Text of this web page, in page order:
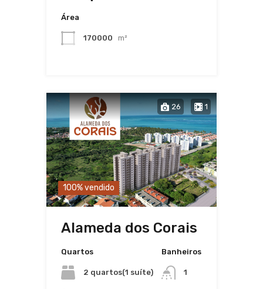
Área
170000 m²
26 1
100% vendido
Alameda dos Corais
Quartos
2 quartos(1 suíte)
Banheiros
1